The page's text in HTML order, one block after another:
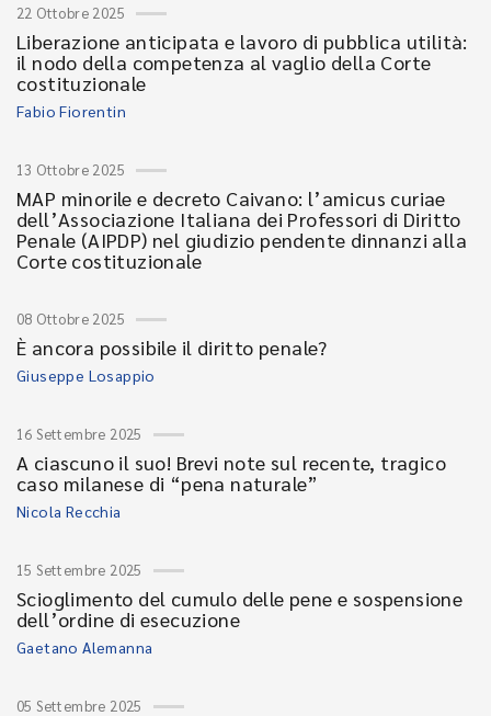
22 Ottobre 2025
Liberazione anticipata e lavoro di pubblica utilità:
il nodo della competenza al vaglio della Corte
costituzionale
Fabio Fiorentin
13 Ottobre 2025
MAP minorile e decreto Caivano: l’amicus curiae
dell’Associazione Italiana dei Professori di Diritto
Penale (AIPDP) nel giudizio pendente dinnanzi alla
Corte costituzionale
08 Ottobre 2025
È ancora possibile il diritto penale?
Giuseppe Losappio
16 Settembre 2025
A ciascuno il suo! Brevi note sul recente, tragico
caso milanese di “pena naturale”
Nicola Recchia
15 Settembre 2025
Scioglimento del cumulo delle pene e sospensione
dell’ordine di esecuzione
Gaetano Alemanna
05 Settembre 2025